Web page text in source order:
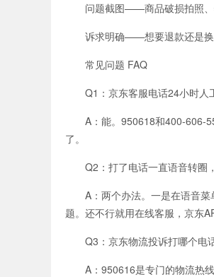
问题截图——商品破损拍照、物
诉求明确——想要退款还是换货
常见问题 FAQ
Q1：京东客服电话24小时人
A：能。950618和400-606-
了。
Q2：打了电话一直语音转圈
A：两个办法。一是在语音菜
题。还不行就用在线客服，京东
Q3：京东物流投诉打哪个电
A：950616是专门的物流热线